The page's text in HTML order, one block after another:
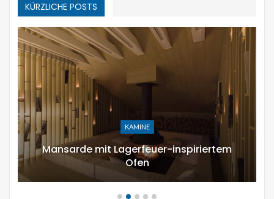
KÜRZLICHE POSTS
KAMINE
Mansarde mit Lagerfeuer-inspiriertem
Ofen